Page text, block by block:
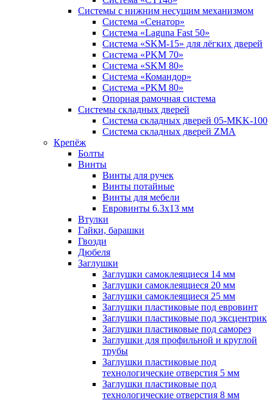
Системы с нижним несущим механизмом
Система «Сенатор»
Система «Laguna Fast 50»
Система «SKM-15» для лёгких дверей
Система «PKM 70»
Система «SKM 80»
Система «Командор»
Система «PKM 80»
Опорная рамочная система
Системы складных дверей
Система складных дверей 05-MKK-100
Система складных дверей ZMA
Крепёж
Болты
Винты
Винты для ручек
Винты потайные
Винты для мебели
Евровинты 6.3х13 мм
Втулки
Гайки, барашки
Гвозди
Дюбеля
Заглушки
Заглушки самоклеящиеся 14 мм
Заглушки самоклеящиеся 20 мм
Заглушки самоклеящиеся 25 мм
Заглушки пластиковые под евровинт
Заглушки пластиковые под эксцентрик
Заглушки пластиковые под саморез
Заглушки для профильной и круглой
трубы
Заглушки пластиковые под
технологические отверстия 5 мм
Заглушки пластиковые под
технологические отверстия 8 мм